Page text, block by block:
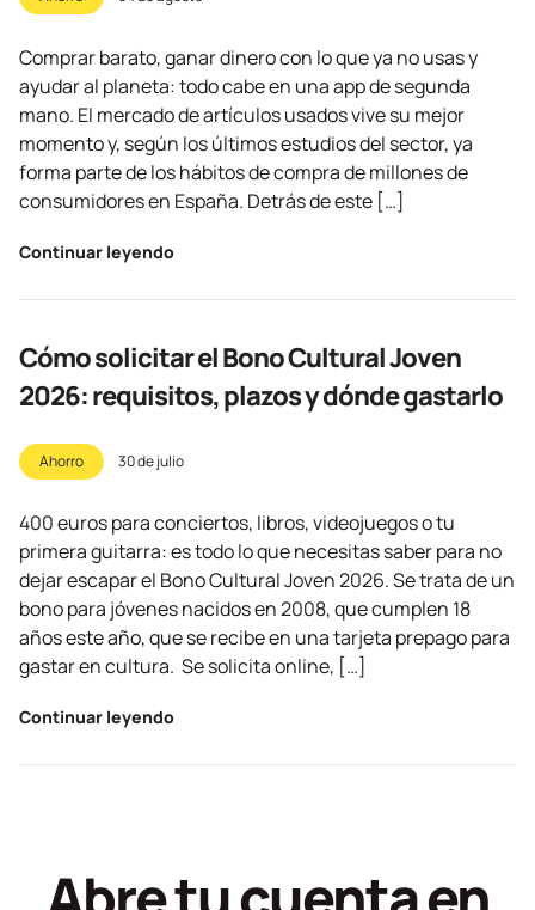
Comprar barato, ganar dinero con lo que ya no usas y
ayudar al planeta: todo cabe en una app de segunda
mano. El mercado de artículos usados vive su mejor
momento y, según los últimos estudios del sector, ya
forma parte de los hábitos de compra de millones de
consumidores en España. Detrás de este […]
Continuar leyendo
Cómo solicitar el Bono Cultural Joven
2026: requisitos, plazos y dónde gastarlo
Ahorro 30 de julio
400 euros para conciertos, libros, videojuegos o tu
primera guitarra: es todo lo que necesitas saber para no
dejar escapar el Bono Cultural Joven 2026. Se trata de un
bono para jóvenes nacidos en 2008, que cumplen 18
años este año, que se recibe en una tarjeta prepago para
gastar en cultura. Se solicita online, […]
Continuar leyendo